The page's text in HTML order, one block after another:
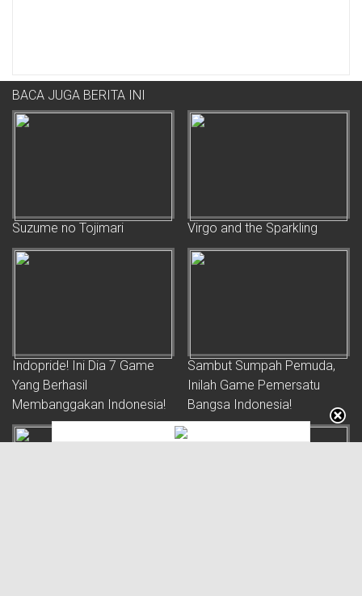
BACA JUGA BERITA INI
Suzume no Tojimari Virgo and the Sparkling
Indopride! Ini Dia 7 Game
Yang Berhasil
Membanggakan Indonesia!
Sambut Sumpah Pemuda,
Inilah Game Pemersatu
Bangsa Indonesia!